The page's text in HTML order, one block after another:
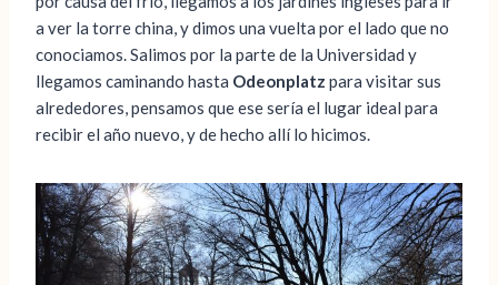
a ver la torre china, y dimos una vuelta por el lado que no
conociamos. Salimos por la parte de la Universidad y
llegamos caminando hasta Odeonplatz para visitar sus
alrededores, pensamos que ese sería el lugar ideal para
recibir el año nuevo, y de hecho allí lo hicimos.